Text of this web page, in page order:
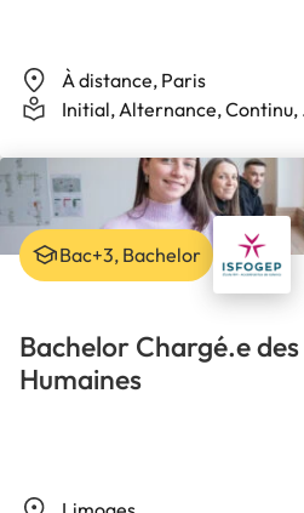
À distance, Paris
Initial, Alternance, Continu,
Bachelor Chargé.e des
Humaines
Bac+3, Bachelor